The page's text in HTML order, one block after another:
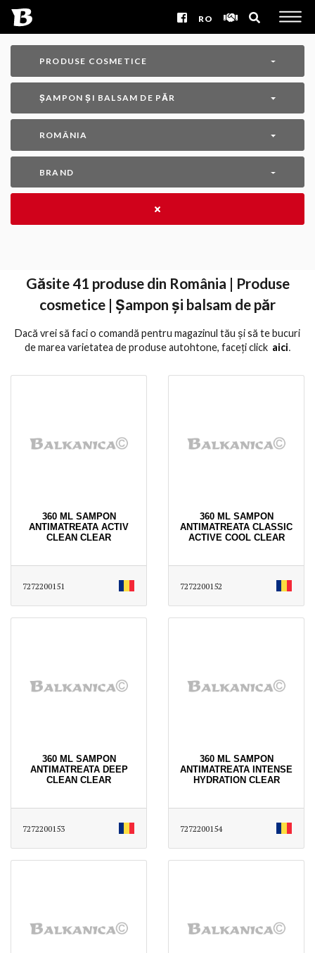
RO
PRODUSE COSMETICE
ȘAMPON ȘI BALSAM DE PĂR
ROMÂNIA
BRAND
Găsite41 produse din România | Produse
cosmetice | Șampon și balsam de păr
Dacă vrei să faci o comandă pentru magazinul tău și să te bucuri
de marea varietatea de produse autohtone, faceți click aici․
360 ML SAMPON
ANTIMATREATA ACTIV
CLEAN CLEAR
7272200151
360 ML SAMPON
ANTIMATREATA CLASSIC
ACTIVE COOL CLEAR
7272200152
360 ML SAMPON
ANTIMATREATA DEEP
CLEAN CLEAR
7272200153
360 ML SAMPON
ANTIMATREATA INTENSE
HYDRATION CLEAR
7272200154